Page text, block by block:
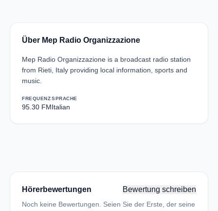
Über Mep Radio Organizzazione
Mep Radio Organizzazione is a broadcast radio station
from Rieti, Italy providing local information, sports and
music.
FREQUENZ
95.30 FM
SPRACHE
Italian
Hörerbewertungen Bewertung schreiben
Noch keine Bewertungen. Seien Sie der Erste, der seine